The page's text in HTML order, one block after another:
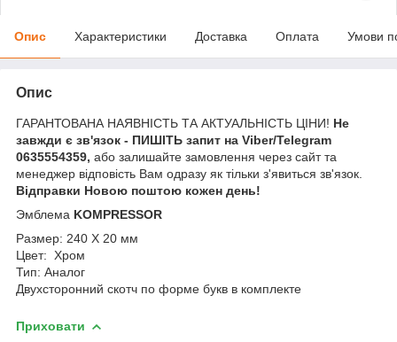
Опис Характеристики Доставка Оплата Умови
Опис
ГАРАНТОВАНА НАЯВНІСТЬ ТА АКТУАЛЬНІСТЬ ЦІНИ! Не
завжди є зв'язок - ПИШІТЬ запит на Viber/Telegram
0635554359, або залишайте замовлення через сайт та
менеджер відповість Вам одразу як тільки з'явиться зв'язок.
Відправки Новою поштою кожен день!
Эмблема KOMPRESSOR
Размер: 240 Х 20 мм
Цвет: Хром
Тип: Аналог
Двухсторонний скотч по форме букв в комплекте
Приховати